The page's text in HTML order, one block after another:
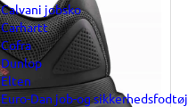
Calvani jobsko
Carhartt
Cofra
Dunlop
Elten
Euro-Dan job-og sikkerhedsfodtøj